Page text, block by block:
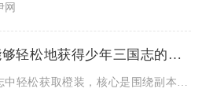
网
轻松地获得少年三国志的橙装